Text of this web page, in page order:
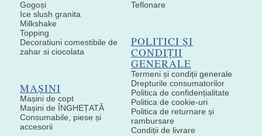
Gogoși
Ice slush granita
Milkshake
Topping
Decoratiuni comestibile de
zahar si ciocolata
MAȘINI
Mașini de copt
Mașini de ÎNGHEȚATĂ
Consumabile, piese și
accesorii
Teflonare
POLITICI ȘI
CONDIȚII
GENERALE
Termeni și condiții generale
Drepturile consumatorilor
Politica de confidențialitate
Politica de cookie-uri
Politica de returnare și
rambursare
Condiții de livrare